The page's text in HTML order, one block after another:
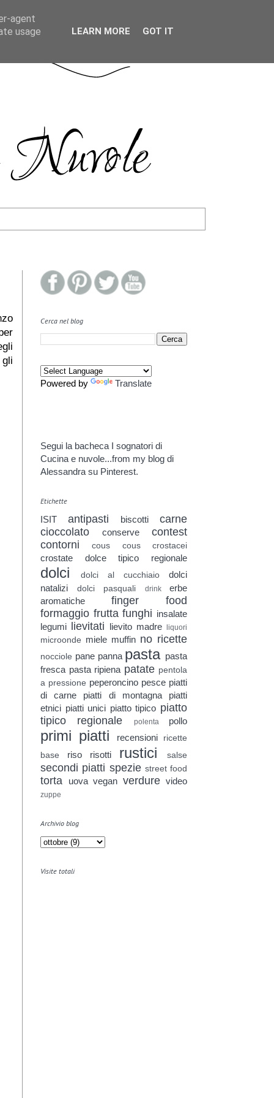
gli
Cerca nel blog
Powered by Translate
Segui la bacheca I sognatori di
Cucina e nuvole...from my blog di
Alessandra su Pinterest.
Etichette
ISIT antipasti biscotti
carne
cioccolato
conserve
contest
contorni
cous cous crostacei
crostate dolce tipico regionale
dolci dolci al cucchiaio
dolci
natalizi
dolci pasquali drink
erbe
aromatiche
finger food
formaggio frutta funghi insalate
legumi lievitati lievito madre liquori
microonde miele muffin no ricette
nocciole pane panna pasta pasta
fresca pasta ripiena patate pentola
a pressione peperoncino pesce piatti
di carne
piatti di montagna
piatti
etnici piatti unici piatto tipico piatto
tipico regionale
polenta pollo
primi piatti recensioni
ricette
base
riso risotti rustici salse
secondi piatti spezie street food
torta uova vegan verdure video
zuppe
Archivio blog
Visite totali
agent
usage
LEARN MORE GOT IT